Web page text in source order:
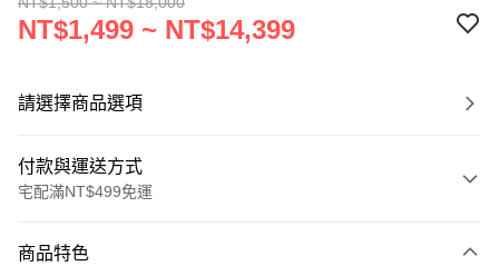
NT$1,499 ~ NT$14,399
請選擇商品選項
付款與運送方式
宅配滿NT$499免運
信用卡一次付款
商品特色